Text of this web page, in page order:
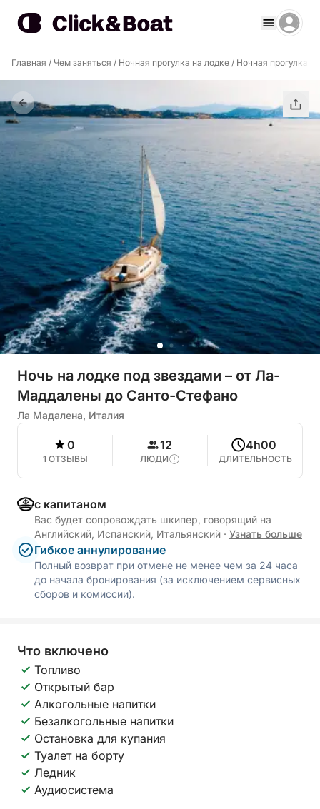
Главная / Чем заняться / Ночная прогулка на лодке / Ночная прогулка
Ночь на лодке под звездами – от Ла-
Маддалены до Санто-Стефано
Ла Мадалена, Италия
0
1 ОТЗЫВЫ
12
ЛЮДИ
4h00
ДЛИТЕЛЬНОСТЬ
с капитаном
Вас будет сопровождать шкипер, говорящий на
Английский, Испанский, Итальянский · Узнать больше
Гибкое аннулирование
Полный возврат при отмене не менее чем за 24 часа
до начала бронирования (за исключением сервисных
сборов и комиссии).
Что включено
Топливо
Открытый бар
Алкогольные напитки
Безалкогольные напитки
Остановка для купания
Туалет на борту
Ледник
Аудиосистема